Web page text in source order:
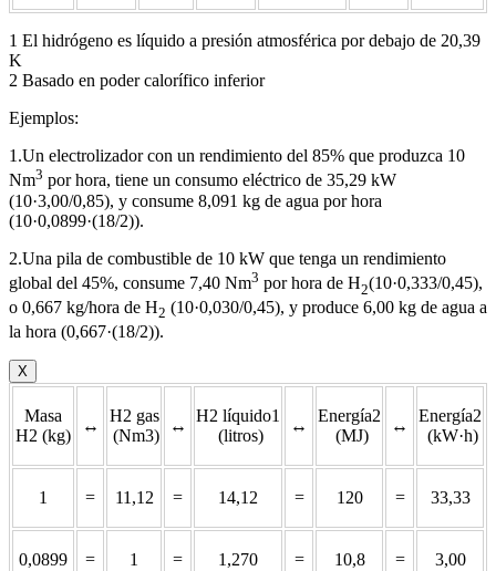
1 El hidrógeno es líquido a presión atmosférica por debajo de 20,39
K
2 Basado en poder calorífico inferior
Ejemplos:
1.Un electrolizador con un rendimiento del 85% que produzca 10
Nm3 por hora, tiene un consumo eléctrico de 35,29 kW
(10·3,00/0,85), y consume 8,091 kg de agua por hora
(10·0,0899·(18/2)).
2.Una pila de combustible de 10 kW que tenga un rendimiento
global del 45%, consume 7,40 Nm3 por hora de H2(10·0,333/0,45),
o 0,667 kg/hora de H2 (10·0,030/0,45), y produce 6,00 kg de agua a
la hora (0,667·(18/2)).
X
Masa
H2 (kg)
↔
H2 gas
(Nm3)
↔
H2 líquido1
(litros)
↔
Energía2
(MJ)
↔
Energía2
(kW·h)
1 = 11,12 = 14,12 = 120 = 33,33
0,0899 = 1 = 1,270 = 10,8 = 3,00